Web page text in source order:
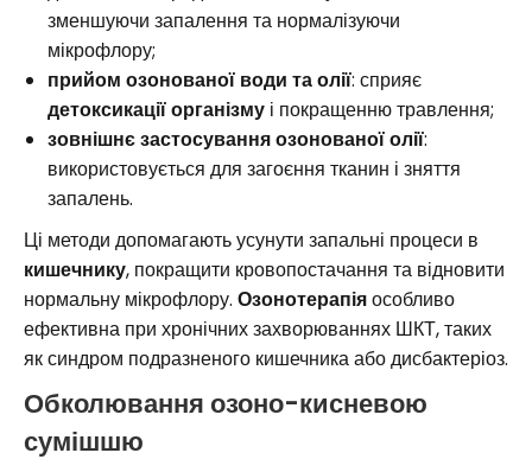
зменшуючи запалення та нормалізуючи
мікрофлору;
прийом озонованої води та олії: сприяє
детоксикації організму і покращенню травлення;
зовнішнє застосування озонованої олії:
використовується для загоєння тканин і зняття
запалень.
Ці методи допомагають усунути запальні процеси в
кишечнику, покращити кровопостачання та відновити
нормальну мікрофлору. Озонотерапіяособливо
ефективна при хронічних захворюваннях ШКТ, таких
як синдром подразненого кишечника або дисбактеріоз.
Обколювання озоно-кисневою
сумішшю